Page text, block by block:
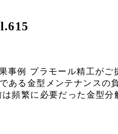
事例 プラモール精工がご
ある金型メンテナンスの
頻繁に必要だった金型分